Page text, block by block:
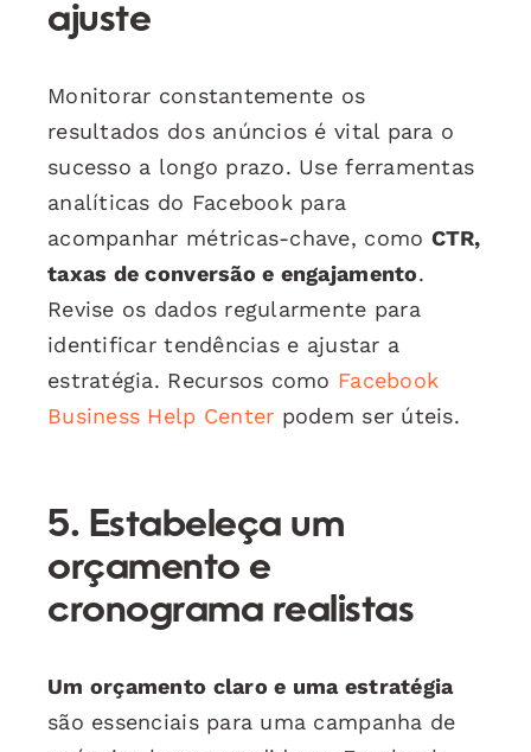
ajuste
Monitorar constantemente os
resultados dos anúncios é vital para o
sucesso a longo prazo. Use ferramentas
analíticas do Facebook para
acompanhar métricas-chave, como CTR,
taxas de conversão e engajamento.
Revise os dados regularmente para
identificar tendências e ajustar a
estratégia. Recursos como Facebook
Business Help Center podem ser úteis.
5. Estabeleça um
orçamento e
cronograma realistas
Um orçamento claro e uma estratégia
são essenciais para uma campanha de